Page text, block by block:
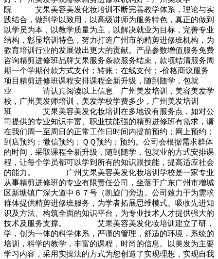
院 艾果美容美发化妆培训不断完善教学体系，理论与实
践结合，做到学以致用，以高级讲师为服务特色，真正的做到
以学员为本，以教学质量为主，以解决就业为目标，完善专业
结构，彰显培训特色，努力打造广州市的精剪进修班机构，为
教育培训行业的发展做出更大的贡献。产品参数增值服务免费
咨询精剪进修班品牌艾果服务条款服务结束，款项结清服务周
期一个学期付款方式支付；转账；在线支付；-价格商议服务
项目精剪进修班课程安排课程全新升级，随到随学，包就
业 请认真阅读以上信息 广州美发培训，美容美发学
校，广州美发师培训，美发学校学费多少，广州美发培训
班 艾果美容美发化妆培训在多地设有服务点，如对公
司提供的专业知识丰富、职业技能强的精剪进修班有需求，请
在我们周一至周日的正常工作日时间内提前预约；网上预约；
到店预约；微信预约；ＱＱ预约；预约。公司会根据需求群体
的时间，采取课程全新升级，随到随学，包就业的方式安排课
程，让每个学员都可以学到所有的知识跟技能，提高适应社会
的能力。 广州艾果美容美发化妆培训学校是一家专业
从事精剪进修班的专业有限责任公司，坐落于广东广州市增城
区新塘镇广深大道中６７号（凯旋门旁边。公司致力于为需求
群体提供精剪进修班服务，为学者拓展思维模式、吸收先进知
识及方法、构筑全面的知识平台，为专业技术人才提供强大的
技术及服务支撑。 艾果美容美发化妆培训建立了研，
学，创为一体的科学体系，严谨的管理，舒适的环境，系统的
培训，科学的教学，丰富的课程，时尚的信息。以美发为主要
学习内容，采用实操法的方式为您创造了实现理想，实现自我